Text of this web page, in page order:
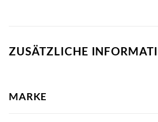
ZUSÄTZLICHE
MARKE